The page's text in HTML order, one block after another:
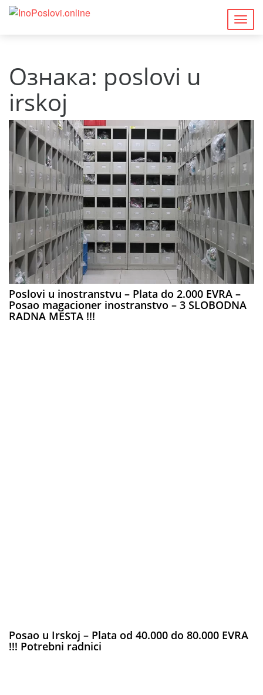
Ознака: poslovi u
irskoj
Poslovi u inostranstvu – Plata do 2.000 EVRA –
Posao magacioner inostranstvo – 3 SLOBODNA
RADNA MESTA !!!
Posao u Irskoj – Plata od 40.000 do 80.000 EVRA
!!! Potrebni radnici